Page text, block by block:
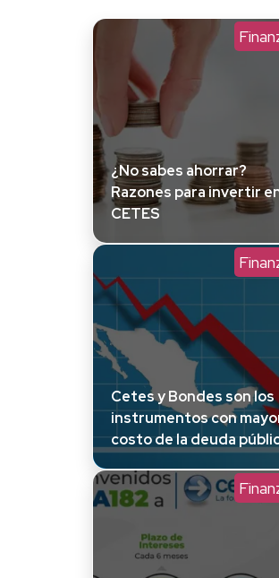
¿No sabes ahorrar?
Razones para invertir
CETES
Cetes y Bondes son los
instrumentos con
costo de la deuda